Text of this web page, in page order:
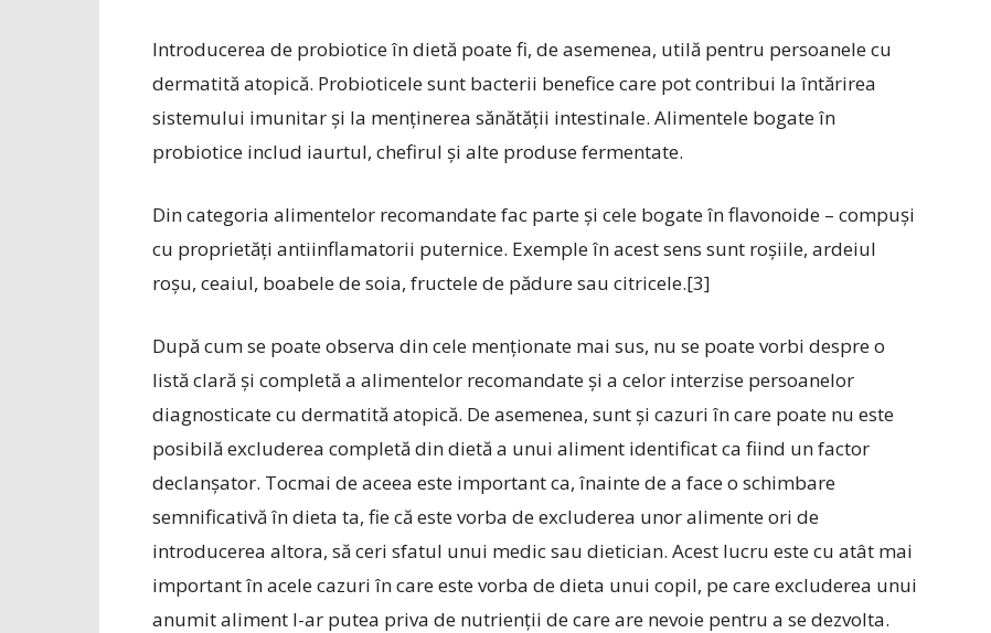
Introducerea de probiotice în dietă poate fi, de asemenea, utilă pentru persoanele cu
dermatită atopică. Probioticele sunt bacterii benefice care pot contribui la întărirea
sistemului imunitar și la menținerea sănătății intestinale. Alimentele bogate în
probiotice includ iaurtul, chefirul și alte produse fermentate.
Din categoria alimentelor recomandate fac parte și cele bogate în flavonoide – compuși
cu proprietăți antiinflamatorii puternice. Exemple în acest sens sunt roșiile, ardeiul
roșu, ceaiul, boabele de soia, fructele de pădure sau citricele.[3]
După cum se poate observa din cele menționate mai sus, nu se poate vorbi despre o
listă clară și completă a alimentelor recomandate și a celor interzise persoanelor
diagnosticate cu dermatită atopică. De asemenea, sunt și cazuri în care poate nu este
posibilă excluderea completă din dietă a unui aliment identificat ca fiind un factor
declanșator. Tocmai de aceea este important ca, înainte de a face o schimbare
semnificativă în dieta ta, fie că este vorba de excluderea unor alimente ori de
introducerea altora, să ceri sfatul unui medic sau dietician. Acest lucru este cu atât mai
important în acele cazuri în care este vorba de dieta unui copil, pe care excluderea unui
anumit aliment l-ar putea priva de nutrienții de care are nevoie pentru a se dezvolta.